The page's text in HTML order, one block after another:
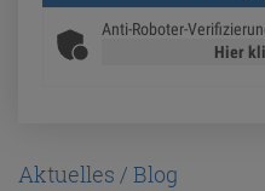
Anti-Roboter-
Hier
Aktuelles / Blog